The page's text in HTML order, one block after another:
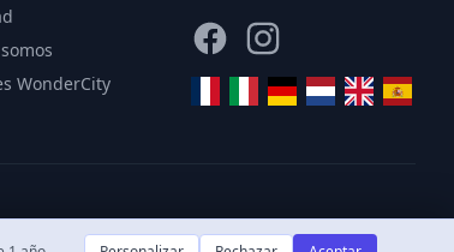
WonderCity
FacebookInstagram